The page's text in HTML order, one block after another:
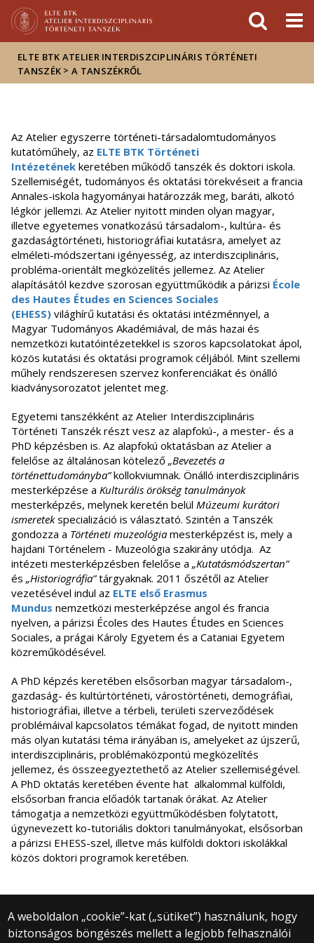
Hírek
Események
ELTE a
sajtóban
ELTE BTK ATELIER INTERDISZCIPLINÁRIS TÖRTÉNETI
TANSZÉK > A TANSZÉKRŐL
Az Atelier egyszerre történeti-társadalomtudományos
kutatóműhely, az ELTE BTK Történeti
Intézetének keretében működő tanszék és doktori iskola.
Szellemiségét, tudományos és oktatási törekvéseit a francia
Annales-iskola hagyományai határozzák meg, baráti, alkotó
légkör jellemzi. Az Atelier nyitott minden olyan magyar,
illetve egyetemes vonatkozású társadalom-, kultúra- és
gazdaságtörténeti, historiográfiai kutatásra, amelyet az
elméleti-módszertani igényesség, az interdiszciplináris,
probléma-orientált megközelítés jellemez. Az Atelier
alapításától kezdve szorosan együttműködik a párizsi École
des Hautes Études en Sciences Sociales
(EHESS) világhírű kutatási és oktatási intézménnyel, a
Magyar Tudományos Akadémiával, de más hazai és
nemzetközi kutatóintézetekkel is szoros kapcsolatokat ápol,
közös kutatási és oktatási programok céljából. Mint szellemi
műhely rendszeresen szervez konferenciákat és önálló
kiadványsorozatot jelentet meg.
Egyetemi tanszékként az Atelier Interdiszciplináris
Történeti Tanszék részt vesz az alapfokú-, a mester- és a
PhD képzésben is. Az alapfokú oktatásban az Atelier a
felelőse az általánosan kötelező „Bevezetés a
történettudományba”kollokviumnak. Önálló interdiszciplináris
mesterképzése a Kulturális örökség tanulmányok
mesterképzés, melynek keretén belül Múzeumi kurátori
ismeretekspecializáció is választató. Szintén a Tanszék
gondozza a Történeti muzeológia mesterképzést is, mely a
hajdani Történelem - Muzeológia szakirány utódja. Az
intézeti mesterképzésben felelőse a „Kutatásmódszertan”
és „Historiográfia”tárgyaknak. 2011 őszétől az Atelier
vezetésével indul az ELTE első Erasmus
Mundus nemzetközi mesterképzése angol és francia
nyelven, a párizsi Écoles des Hautes Études en Sciences
Sociales, a prágai Károly Egyetem és a Cataniai Egyetem
közreműködésével.
A PhD képzés keretében elsősorban magyar társadalom-,
gazdaság- és kultúrtörténeti, várostörténeti, demográfiai,
historiográfiai, illetve a térbeli, területi szerveződések
problémáival kapcsolatos témákat fogad, de nyitott minden
más olyan kutatási téma irányában is, amelyeket az újszerű,
interdiszciplináris, problémaközpontú megközelítés
jellemez, és összeegyeztethető az Atelier szellemiségével.
A PhD oktatás keretében évente hat alkalommal külföldi,
elsősorban francia előadók tartanak órákat. Az Atelier
támogatja a nemzetközi együttműködésben folytatott,
úgynevezett ko-tutoriális doktori tanulmányokat, elsősorban
a párizsi EHESS-szel, illetve más külföldi doktori iskolákkal
közös doktori programok keretében.
A weboldalon „cookie”-kat („sütiket”) használunk, hogy
biztonságos böngészés mellett a legjobb felhasználói
© 2025 Eötvös Loránd Tudományegyetem